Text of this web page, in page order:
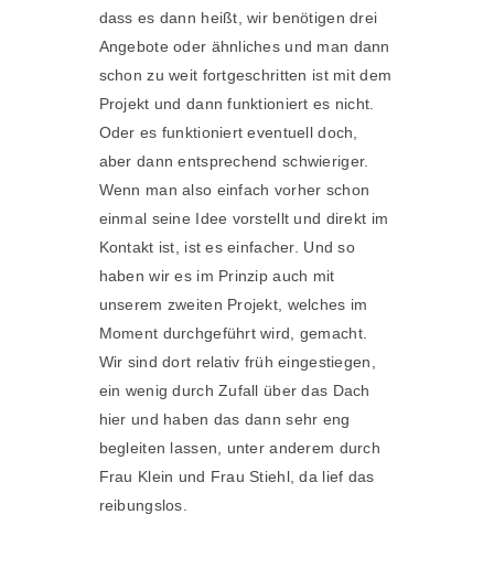
dass es dann heißt, wir benötigen drei
Angebote oder ähnliches und man dann
schon zu weit fortgeschritten ist mit dem
Projekt und dann funktioniert es nicht.
Oder es funktioniert eventuell doch,
aber dann entsprechend schwieriger.
Wenn man also einfach vorher schon
einmal seine Idee vorstellt und direkt im
Kontakt ist, ist es einfacher. Und so
haben wir es im Prinzip auch mit
unserem zweiten Projekt, welches im
Moment durchgeführt wird, gemacht.
Wir sind dort relativ früh eingestiegen,
ein wenig durch Zufall über das Dach
hier und haben das dann sehr eng
begleiten lassen, unter anderem durch
Frau Klein und Frau Stiehl, da lief das
reibungslos.